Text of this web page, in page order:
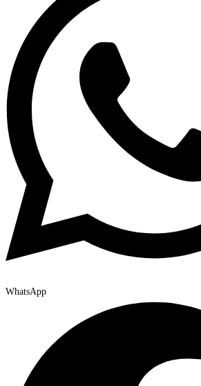
WhatsApp